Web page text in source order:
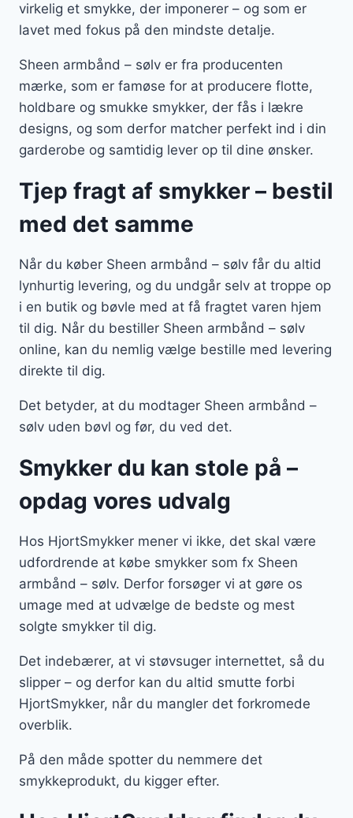
virkelig et smykke, der imponerer – og som er
lavet med fokus på den mindste detalje.
Sheen armbånd – sølv er fra producenten
mærke, som er famøse for at producere flotte,
holdbare og smukke smykker, der fås i lækre
designs, og som derfor matcher perfekt ind i din
garderobe og samtidig lever op til dine ønsker.
Tjep fragt af smykker – bestil
med det samme
Når du køber Sheen armbånd – sølv får du altid
lynhurtig levering, og du undgår selv at troppe op
i en butik og bøvle med at få fragtet varen hjem
til dig. Når du bestiller Sheen armbånd – sølv
online, kan du nemlig vælge bestille med levering
direkte til dig.
Det betyder, at du modtager Sheen armbånd –
sølv uden bøvl og før, du ved det.
Smykker du kan stole på –
opdag vores udvalg
Hos HjortSmykker mener vi ikke, det skal være
udfordrende at købe smykker som fx Sheen
armbånd – sølv. Derfor forsøger vi at gøre os
umage med at udvælge de bedste og mest
solgte smykker til dig.
Det indebærer, at vi støvsuger internettet, så du
slipper – og derfor kan du altid smutte forbi
HjortSmykker, når du mangler det forkromede
overblik.
På den måde spotter du nemmere det
smykkeprodukt, du kigger efter.